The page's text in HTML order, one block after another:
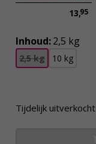
13,95
Inhoud:2,5 kg
2,5 kg 10 kg
Tijdelijk uitverkocht